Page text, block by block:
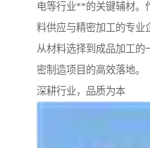
电等行业**的关键辅材。
料供应与精密加工的专业
从材料选择到成品加工的
密制造项目的高效落地。
深耕行业，品质为本